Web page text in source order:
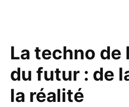
La techno de
du futur : de
la réalité